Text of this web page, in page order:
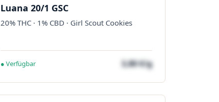
Luana 20/1 GSC
20% THC · 1% CBD · Girl Scout Cookies
● Verfügbar 3,80 €/g